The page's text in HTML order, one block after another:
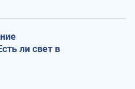
ли свет в